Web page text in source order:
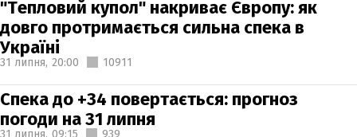
"Тепловий купол" накриває Європу: як
довго протримається сильна спека в
Україні
31 липня, 20:00 10911
Спека до +34 повертається: прогноз
погоди на 31 липня
31 липня, 09:15 939